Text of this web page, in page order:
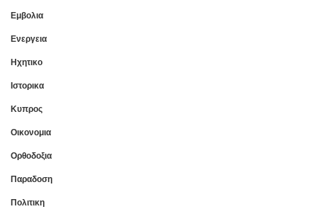
Εμβολια
Ενεργεια
Ηχητικο
Ιστορικα
Κυπρος
Οικονομια
Ορθοδοξια
Παραδοση
Πολιτικη